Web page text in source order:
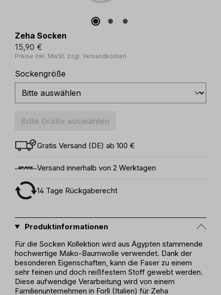
Zeha Socken
15,90 €
Preise inkl. MwSt. zzgl. Versandkosten
Sockengröße
Bitte Größe auswählen
Gratis Versand (DE) ab 100 €
Versand innerhalb von 2 Werktagen
14 Tage Rückgaberecht
Produktinformationen
Für die Socken Kollektion wird aus Ägypten stammende
hochwertige Mako-Baumwolle verwendet. Dank der
besonderen Eigenschaften, kann die Faser zu einem
sehr feinen und doch reißfestem Stoff gewebt werden.
Diese aufwendige Verarbeitung wird von einem
Familienunternehmen in Forlì (Italien) für Zeha